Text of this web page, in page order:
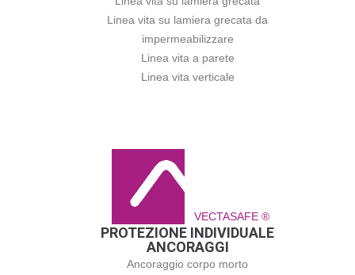
Linea vita su lamiera grecata da
impermeabilizzare
Linea vita a parete
Linea vita verticale
VECTASAFE ®
PROTEZIONE INDIVIDUALE
ANCORAGGI
Ancoraggio corpo morto